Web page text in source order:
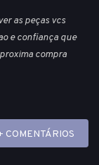
as peças vcs
e confiança que
compra
COMENTÁRIOS